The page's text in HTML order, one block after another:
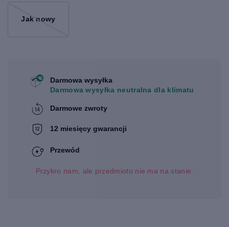
Jak nowy
Darmowa wysyłka
Darmowa wysyłka neutralna dla klimatu
Darmowe zwroty
12 miesięcy gwarancji
Przewód
Przykro nam, ale przedmiotu nie ma na stanie.